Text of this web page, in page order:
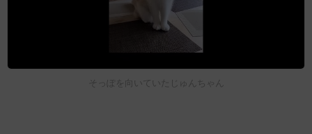
そっぽを向いていたじゅんちゃん